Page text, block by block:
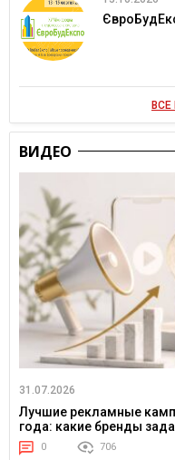
ВИДЕО
31.07.2026
Лучшие рекламные
года: какие бренды
0 706